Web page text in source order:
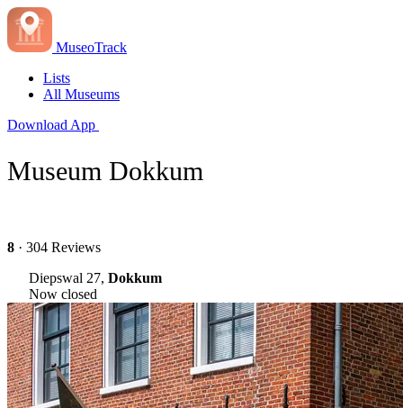
MuseoTrack
Lists
All Museums
Download App
Museum Dokkum
8 · 304 Reviews
Diepswal 27, Dokkum
Now closed